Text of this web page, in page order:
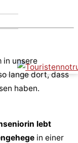
in unsere
lange dort, dass
haben.
lebt
in einer